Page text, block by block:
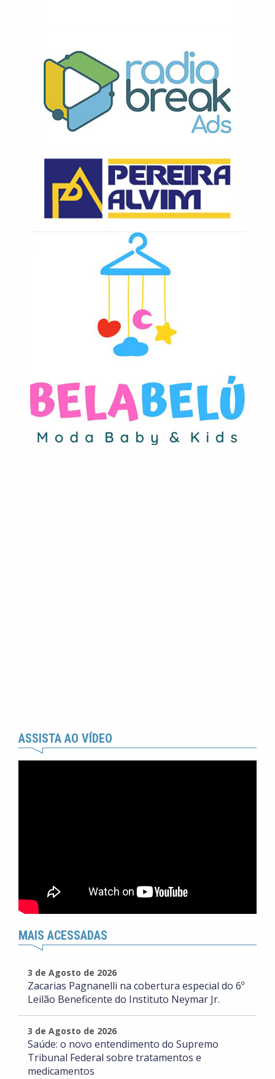
ASSISTA AO VÍDEO
MAIS ACESSADAS
3 de Agosto de 2026
Zacarias Pagnanelli na cobertura especial do 6º
Leilão Beneficente do Instituto Neymar Jr.
3 de Agosto de 2026
Saúde: o novo entendimento do Supremo
Tribunal Federal sobre tratamentos e
medicamentos